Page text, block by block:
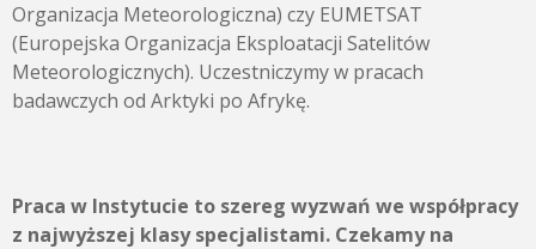
Organizacja Meteorologiczna) czy EUMETSAT
(Europejska Organizacja Eksploatacji Satelitów
Meteorologicznych). Uczestniczymy w pracach
badawczych od Arktyki po Afrykę.
Praca w Instytucie to szereg wyzwań we współpracy
z najwyższej klasy specjalistami. Czekamy na